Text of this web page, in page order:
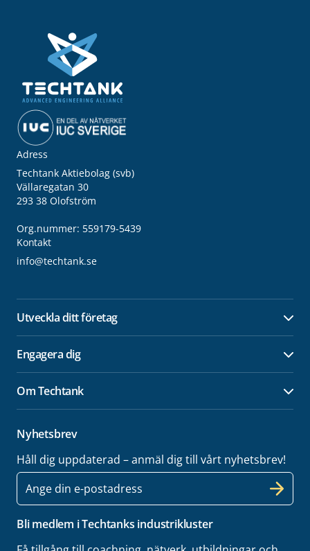
Adress
Techtank Aktiebolag (svb)
Vällaregatan 30
293 38 Olofström
Org.nummer: 559179-5439
Kontakt
info@techtank.se
Utveckla ditt företag
Engagera dig
Om Techtank
Nyhetsbrev
Håll dig uppdaterad – anmäl dig till vårt nyhetsbrev!
E-
post
Bli medlem i Techtanks industrikluster